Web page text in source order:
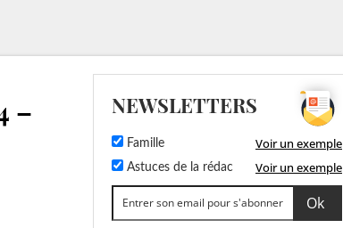
–
NEWSLETTERS
Famille Voir un exemple
Astuces de la rédac Voir un exemple